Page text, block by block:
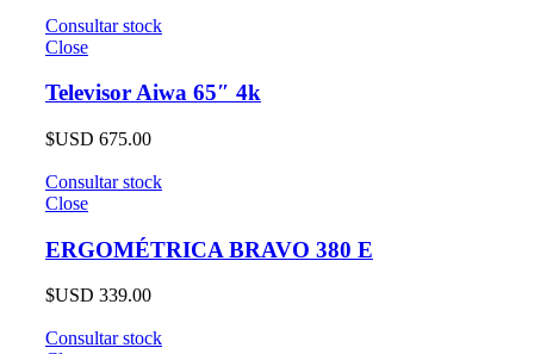
Consultar stock
Close
Televisor Aiwa 65″ 4k
$USD 675.00
Consultar stock
Close
ERGOMÉTRICA BRAVO 380 E
$USD 339.00
Consultar stock